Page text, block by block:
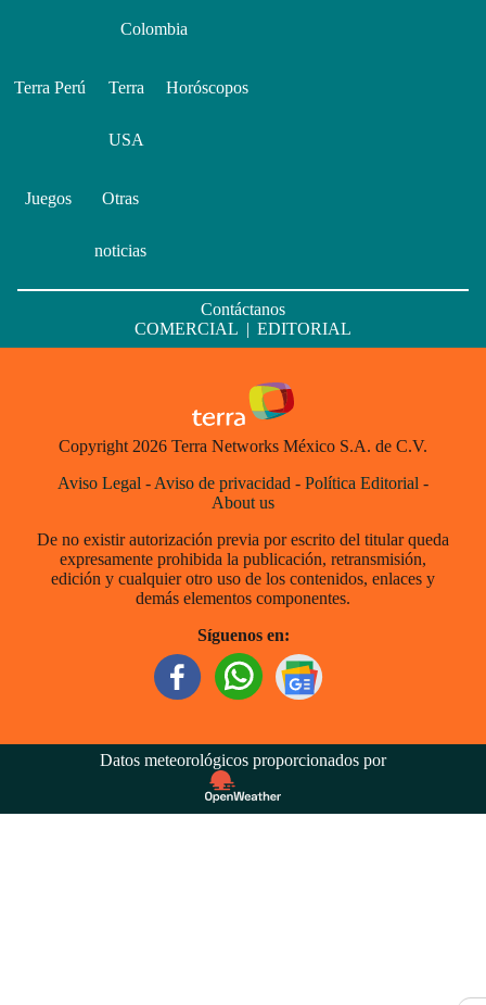
Colombia
Terra Perú Terra
USA
Horóscopos
Juegos Otras
noticias
Contáctanos
COMERCIAL | EDITORIAL
Copyright 2026 Terra Networks México S.A. de C.V.
Aviso Legal - Aviso de privacidad - Política Editorial -
About us
De no existir autorización previa por escrito del titular queda
expresamente prohibida la publicación, retransmisión,
edición y cualquier otro uso de los contenidos, enlaces y
demás elementos componentes.
Síguenos en:
Datos meteorológicos proporcionados por